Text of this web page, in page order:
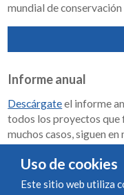
mundial de
Informe anual
Descárgateel informe
todos los proyectos que
muchos casos, siguen en
Memoria de impacto
Uso de cookies
Este sitio web utiliza